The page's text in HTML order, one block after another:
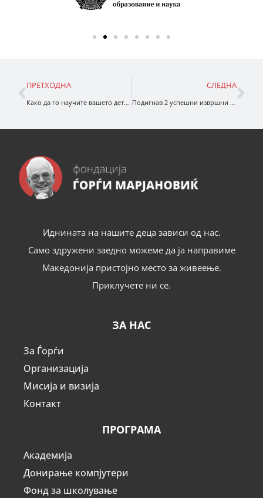
ПРЕТХОДНА
Како да го научите вашето дете да сака да чита
СЛЕДНА
Подигнав 2 успешни извршни директори и лекар – еве ги моите тајни за родителството
Иднината на нашите деца зависи од нас.
Само здружени заедно можеме да ја направиме
Македонија пристојно место за живеење.
Приклучете ни се.
ЗА НАС
За Ѓорѓи
Организација
Мисија и визија
Контакт
ПРОГРАМА
Академија
Донирање компјутери
Фонд за школување